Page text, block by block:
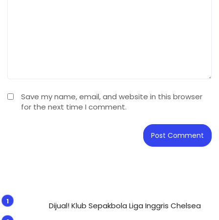
Save my name, email, and website in this browser
for the next time I comment.
Dijual! Klub Sepakbola Liga Inggris Chelsea